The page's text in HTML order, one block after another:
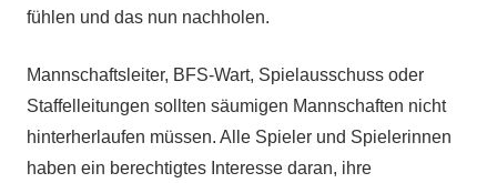
fühlen und das nun nachholen.
Mannschaftsleiter, BFS-Wart, Spielausschuss oder
Staffelleitungen sollten säumigen Mannschaften nicht
hinterherlaufen müssen. Alle Spieler und Spielerinnen
haben ein berechtigtes Interesse daran, ihre